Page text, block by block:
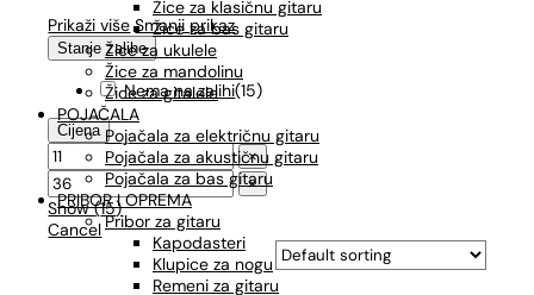
Žice za klasičnu gitaru
Žice za bas gitaru
Žice za ukulele
Žice za mandolinu
Žice za gitalele
POJAČALA
Pojačala za električnu gitaru
Pojačala za akustičnu gitaru
Pojačala za bas gitaru
PRIBOR I OPREMA
Pribor za gitaru
Kapodasteri
Klupice za nogu
Remeni za gitaru
Prikaži više Smanji prikaz
Stanje zalihe
Nema na zalihi(15)
Cijena
×
×
Show(15)
Cancel